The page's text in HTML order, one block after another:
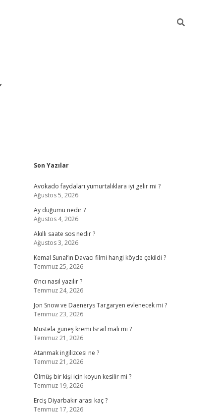
Sidebar
Son Yazılar
Avokado faydaları yumurtalıklara iyi gelir mi ?
Ağustos 5, 2026
Ay düğümü nedir ?
Ağustos 4, 2026
Akıllı saate sos nedir ?
Ağustos 3, 2026
Kemal Sunal’ın Davacı filmi hangi köyde çekildi ?
Temmuz 25, 2026
6’ncı nasıl yazılır ?
Temmuz 24, 2026
Jon Snow ve Daenerys Targaryen evlenecek mi ?
Temmuz 23, 2026
Mustela güneş kremi İsrail malı mı ?
Temmuz 21, 2026
Atanmak ingilizcesi ne ?
Temmuz 21, 2026
Ölmüş bir kişi için koyun kesilir mi ?
Temmuz 19, 2026
Erciş Diyarbakır arası kaç ?
Temmuz 17, 2026
betci